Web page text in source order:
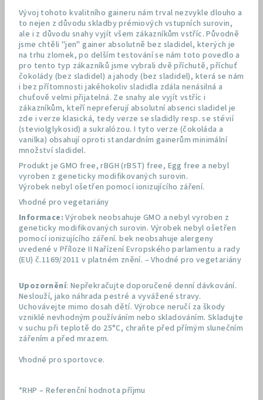
Vývoj tohoto kvalitního gaineru nám trval nezvykle dlouho a
to nejen z důvodu skladby prémiových vstupních surovin,
ale i z důvodu snahy vyjít všem zákazníkům vstříc. Původně
jsme chtěli "jen" gainer absolutně bez sladidel, kterých je
na trhu zlomek, po delším testování se nám toto povedlo a
pro tento typ zákazníků jsme vybrali dvě příchutě, příchuť
čokolády (bez sladidel) a jahody (bez sladidel), která se nám
i bez přítomnosti jakéhokoliv sladidla zdála nenásilná a
chuťově velmi přijatelná. Ze snahy ale vyjít vstříc i
zákazníkům, kteří nepreferují absolutní absenci sladidel je
zde i verze klasická, tedy verze se sladidly resp. se stévií
(steviolglykosid) a sukralózou. I tyto verze (čokoláda a
vanilka) obsahují oproti standardním gainerům minimální
množství sladidel.
Produkt je GMO free, rBGH (rBST) free, Egg free a nebyl
vyroben z geneticky modifikovaných surovin.
Výrobek nebyl ošetřen pomocí ionizujícího záření.
Vhodné pro vegetariány
Informace: Výrobek neobsahuje GMO a nebyl vyroben z
geneticky modifikovaných surovin. Výrobek nebyl ošetřen
pomocí ionizujícího záření. bek neobsahuje alergeny
uvedené v Příloze II Nařízení Evropského parlamentu a rady
(EU) č.1169/2011 v platném znění. – Vhodné pro vegetariány
Upozornění: Nepřekračujte doporučené denní dávkování.
Neslouží, jako náhrada pestré a vyvážené stravy.
Uchovávejte mimo dosah dětí. Výrobce neručí za škody
vzniklé nevhodným používáním nebo skladováním. Skladujte
v suchu při teplotě do 25°C, chraňte před přímým slunečním
zářením a před mrazem.
Vhodné pro sportovce.
*RHP – Referenční hodnota příjmu